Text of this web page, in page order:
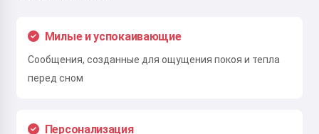
Милые и успокаивающие
Сообщения, созданные для ощущения покоя и тепла
перед сном
Персонализация